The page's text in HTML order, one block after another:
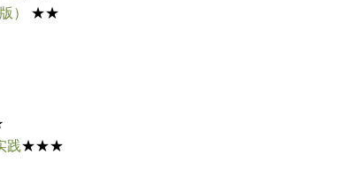
）
★★
践★★★